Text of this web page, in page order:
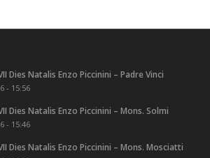
Dies Natalis Enzo Piccinini – Padre Vinci
- 15:56
Dies Natalis Enzo Piccinini – Mons. Solmi
- 15:46
Dies Natalis Enzo Piccinini – Mons. Mosciatti